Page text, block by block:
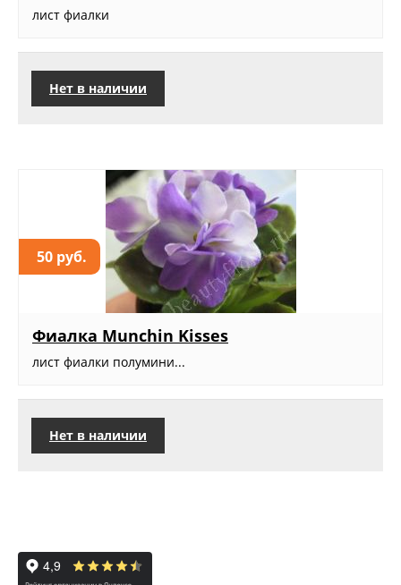
лист фиалки
Нет в наличии
50 руб.
Фиалка Munchin Kisses
лист фиалки полумини...
Нет в наличии